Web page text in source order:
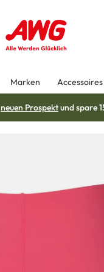
Marken Accessoires
neuen Prospektund spare